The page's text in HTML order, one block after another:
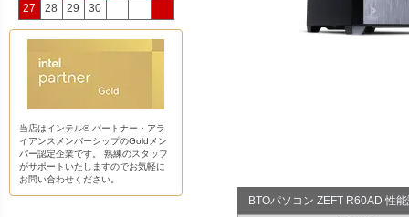
BTOパソコン ZEFT R60AD 性
27
28 29 30
当店はインテル® パートナー・アラ
イアンスメンバーシップのGoldメン
バー認定企業です。 熟練のスタッフ
がサポートいたしますのでお気軽に
お問い合わせください。